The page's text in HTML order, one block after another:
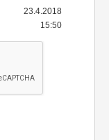
23.4.2018
15:50